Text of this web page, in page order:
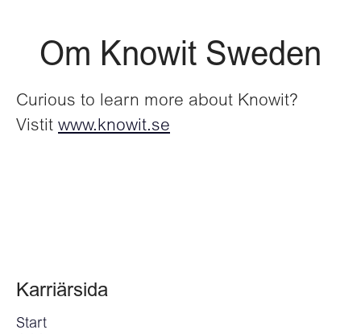
Om Knowit Sweden
Curious to learn more about Knowit?
Vistit www.knowit.se
Karriärsida
Start